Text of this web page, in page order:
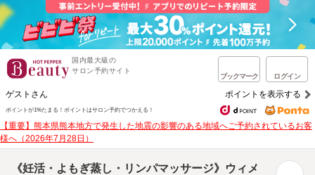
国内最大級の
サロン予約サイト
ブックマーク ログイン
ゲストさん ポイントを表示する
ポイントが1%たまる！ ポイントはサロン予約でつかえる！
【重要】熊本県熊本地方で発生した地震の影響のある地域へご予約されているお客
様へ（2026年7月28日）
《妊活・よもぎ蒸し・リンパマッサージ》ウィメ